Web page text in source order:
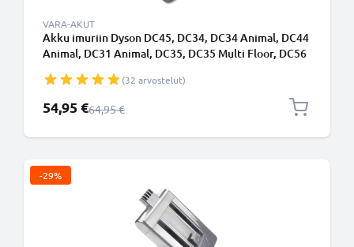
VARA-AKUT
Akku imuriin Dyson DC45, DC34, DC34 Animal, DC44
Animal, DC31 Animal, DC35, DC35 Multi Floor, DC56
Ruuvikiinnitteinen akku
(32 arvostelut)
Erikoishinta
54,95 €Normaali hinta
64,95 €
-29%